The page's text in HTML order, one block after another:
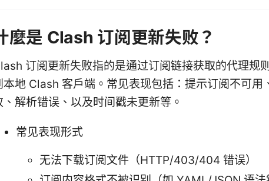
麼是 Clash 订阅更新失败？
订阅更新失败指的是通过订阅链接获取的代理规
本地 Clash 客户端。常见表现包括：提示订阅不可用
、解析错误、以及时间戳未更新等。
常见表现形式
无法下载订阅文件（HTTP/403/404 错误）